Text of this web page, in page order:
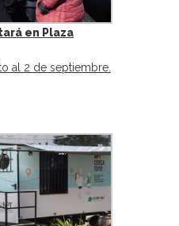
en Plaza
al 2 de septiembre.